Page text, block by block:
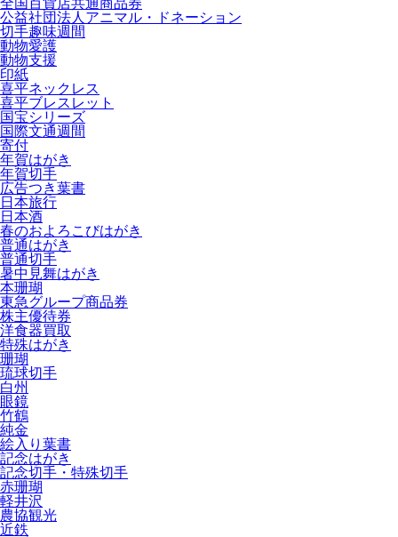
全国百貨店共通商品券
公益社団法人アニマル・ドネーション
切手趣味週間
動物愛護
動物支援
印紙
喜平ネックレス
喜平ブレスレット
国宝シリーズ
国際文通週間
寄付
年賀はがき
年賀切手
広告つき葉書
日本旅行
日本酒
春のおよろこびはがき
普通はがき
普通切手
暑中見舞はがき
本珊瑚
東急グループ商品券
株主優待券
洋食器買取
特殊はがき
珊瑚
琉球切手
白州
眼鏡
竹鶴
純金
絵入り葉書
記念はがき
記念切手・特殊切手
赤珊瑚
軽井沢
農協観光
近鉄